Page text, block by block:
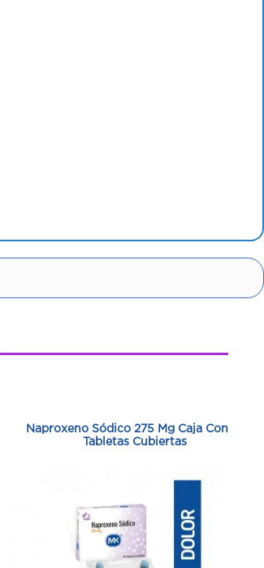
Naproxeno Sódico 275 Mg Caja Con 10
Tabletas Cubiertas